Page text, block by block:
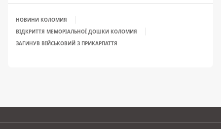
НОВИНИ КОЛОМИЯ
ВІДКРИТТЯ МЕМОРІАЛЬНОЇ ДОШКИ КОЛОМИЯ
ЗАГИНУВ ВІЙСЬКОВИЙ З ПРИКАРПАТТЯ